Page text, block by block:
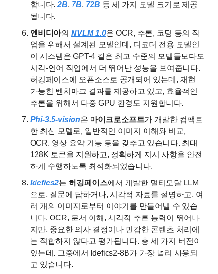
합니다. 2B, 7B, 72B 등 세 가지 모델 크기로 제공
됩니다.
엔비디아의 NVLM 1.0은 OCR, 추론, 코딩 등의 작
업을 위해서 설계된 모델인데, 디코더 전용 모델인
이 시스템은 GPT-4 같은 최고 수준의 모델들보다도
시각-언어 작업에서 더 뛰어난 성능을 보여줍니다.
허깅페이스에 오픈소스로 공개되어 있는데, 재현
가능한 벤치마크 결과를 제공하고 있고, 효율적인
추론을 위해서 다중 GPU 환경도 지원합니다.
Phi-3.5-vision은 마이크로소프트가 개발한 컴팩트
한 최신 모델로, 일반적인 이미지 이해와 비교,
OCR, 영상 요약 기능 등을 갖추고 있습니다. 최대
128K 토큰을 지원하고, 정확하게 지시 사항을 안전
하게 수행하도록 최적화되었습니다.
Idefics2는 허깅페이스에서 개발한 멀티모달 LLM
으로, 질문에 답하거나, 시각적 자료를 설명하고, 여
러 개의 이미지로부터 이야기를 만들어낼 수 있습
니다. OCR, 문서 이해, 시각적 추론 능력이 뛰어나
지만, 중요한 의사 결정이나 민감한 콘텐츠 처리에
는 적합하지 않다고 평가됩니다. 총 세 가지 버전이
있는데, 그중에서 Idefics2-8B가 가장 널리 사용되
고 있습니다.